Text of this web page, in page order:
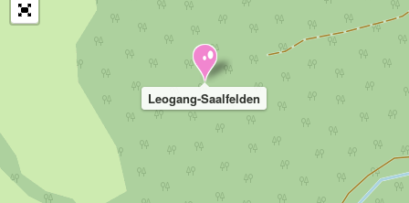
Leogang-Saalfelden